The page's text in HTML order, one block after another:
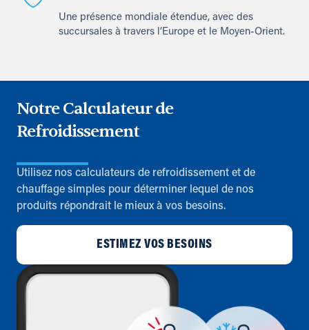
Une présence mondiale étendue, avec des
succursales à travers l’Europe et le Moyen-Orient.
Notre Calculateur de
Refroidissement
Utilisez nos calculateurs de refroidissement et de
chauffage simples pour déterminer lequel de nos
produits répondrait le mieux à vos besoins.
ESTIMEZ VOS BESOINS